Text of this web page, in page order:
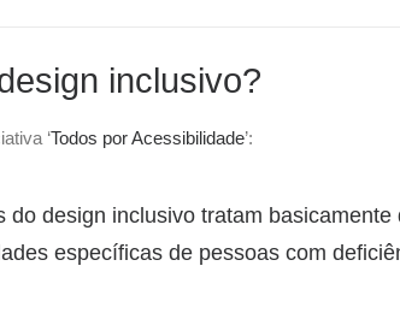
inclusivo?
‘Todos por Acessibilidade’:
do design inclusivo tratam basicamente
específicas de pessoas com